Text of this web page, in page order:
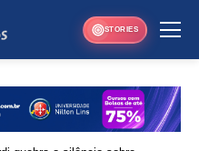
STORIES